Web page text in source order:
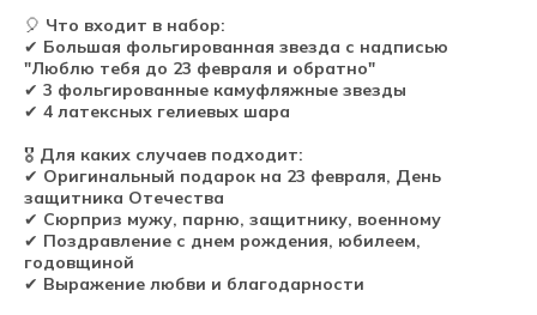
🎈 Что входит в набор:
✔ Большая фольгированная звезда с надписью
"Люблю тебя до 23 февраля и обратно"
✔ 3 фольгированные камуфляжные звезды
✔ 4 латексных гелиевых шара
🎖 Для каких случаев подходит:
✔ Оригинальный подарок на 23 февраля, День
защитника Отечества
✔ Сюрприз мужу, парню, защитнику, военному
✔ Поздравление с днем рождения, юбилеем,
годовщиной
✔ Выражение любви и благодарности